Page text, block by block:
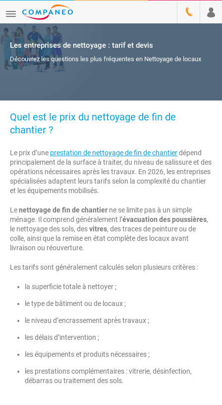
Les entreprises de nettoyage : tarif et devis
Découvrez les questions les plus fréquentes en Nettoyage de locaux
Quel est le prix du nettoyage de fin de
chantier ?
Le prix d’une prestation de nettoyage de fin de chantierdépend
principalement de la surface à traiter, du niveau de salissure et des
opérations nécessaires après les travaux. En 2026, les entreprises
spécialisées adaptent leurs tarifs selon la complexité du chantier
et les équipements mobilisés.
Lenettoyage de fin de chantier ne se limite pas à un simple
ménage. Il comprend généralement l’évacuation des poussières,
le nettoyage des sols, desvitres, des traces de peinture ou de
colle, ainsi que la remise en état complète des locaux avant
livraison ou réouverture.
Les tarifs sont généralement calculés selon plusieurs critères :
la superficie totale à nettoyer ;
le type de bâtiment ou de locaux ;
le niveau d’encrassement après travaux ;
les délais d’intervention ;
les équipements et produits nécessaires ;
les prestations complémentaires : vitrerie, désinfection,
débarras ou traitement des sols.